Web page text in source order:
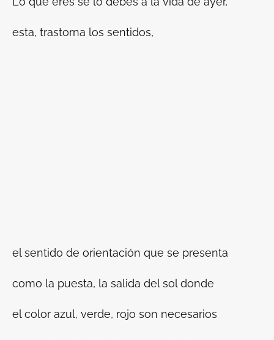
esta, trastorna los sentidos,
el sentido de orientación que se presenta
como la puesta, la salida del sol donde
el color azul, verde, rojo son necesarios